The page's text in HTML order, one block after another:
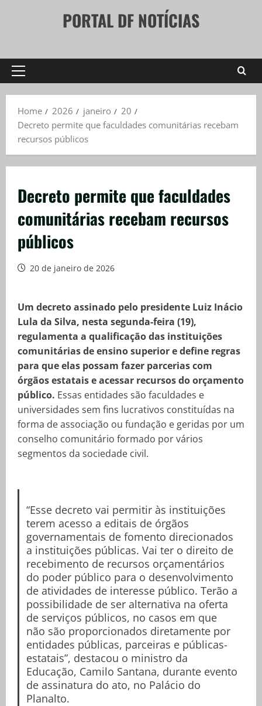
PORTAL DF NOTÍCIAS
Primary
Home
2026 janeiro
20
Decreto permite que faculdades comunitárias recebam
recursos públicos
Decreto permite que faculdades
comunitárias recebam recursos
públicos
20 de janeiro de 2026
Um decreto assinado pelo presidente Luiz Inácio
Lula da Silva, nesta segunda-feira (19),
regulamenta a qualificação das instituições
comunitárias de ensino superior e define regras
para que elas possam fazer parcerias com
órgãos estatais e acessar recursos do orçamento
público. Essas entidades são faculdades e
universidades sem fins lucrativos constituídas na
forma de associação ou fundação e geridas por um
conselho comunitário formado por vários
segmentos da sociedade civil.
“Esse decreto vai permitir às instituições
terem acesso a editais de órgãos
governamentais de fomento direcionados
a instituições públicas. Vai ter o direito de
recebimento de recursos orçamentários
do poder público para o desenvolvimento
de atividades de interesse público. Terão a
possibilidade de ser alternativa na oferta
de serviços públicos, no casos em que
não são proporcionados diretamente por
entidades públicas, parceiras e públicas-
estatais”, destacou o ministro da
Educação, Camilo Santana, durante evento
de assinatura do ato, no Palácio do
Planalto.